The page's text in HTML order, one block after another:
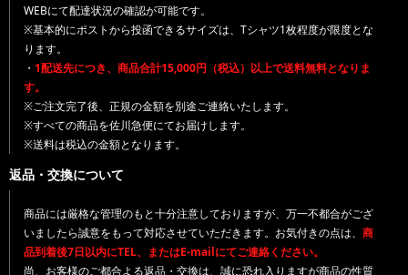
WEBにて配達状況の確認が可能です。
※基本的にポストから投函できるサイズは、Tシャツ1枚程度が限度とな
ります。
・ 1配送先につき、商品合計15,000円（税込）以上で送料無料となりま
す。
※ご注文完了後、正規の金額を別途ご連絡いたします。
※すべての商品を佐川急便にてお届けします。
※送料は税込の金額となります。
返品・交換について
商品には厳格な管理のもと十分注意しておりますが、万一不都合がござ
いましたら誠意をもって対応させていただきます。お気付きの点は、 商
品到着後7日以内にTEL、またはE-mailにてご連絡ください。
尚、お客様のご都合よる返品・交換は、誠に恐れ入りますが商品の性質